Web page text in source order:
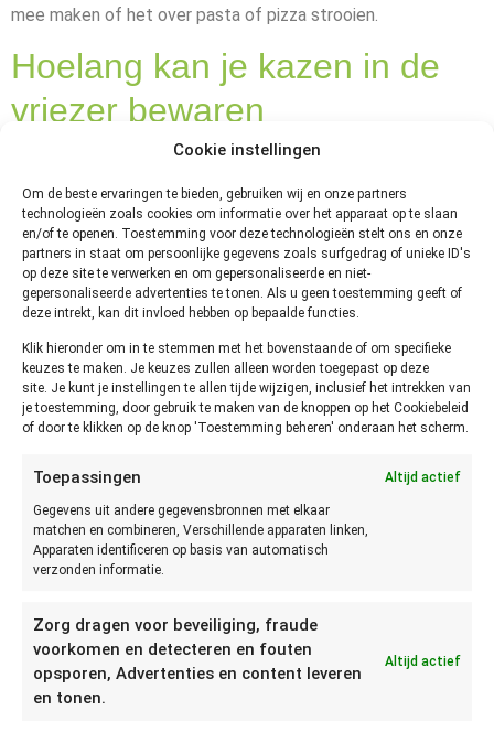
Cookie instellingen
Om de beste ervaringen te bieden, gebruiken wij en onze partners
technologieën zoals cookies om informatie over het apparaat op te slaan
en/of te openen. Toestemming voor deze technologieën stelt ons en onze
partners in staat om persoonlijke gegevens zoals surfgedrag of unieke ID's
op deze site te verwerken en om gepersonaliseerde en niet-
gepersonaliseerde advertenties te tonen. Als u geen toestemming geeft of
deze intrekt, kan dit invloed hebben op bepaalde functies.
Klik hieronder om in te stemmen met het bovenstaande of om specifieke
keuzes te maken. Je keuzes zullen alleen worden toegepast op deze
site. Je kunt je instellingen te allen tijde wijzigen, inclusief het intrekken van
je toestemming, door gebruik te maken van de knoppen op het Cookiebeleid
of door te klikken op de knop 'Toestemming beheren' onderaan het scherm.
Toepassingen Altijd actief
Gegevens uit andere gegevensbronnen met elkaar
matchen en combineren, Verschillende apparaten linken,
Apparaten identificeren op basis van automatisch
verzonden informatie.
Zorg dragen voor beveiliging, fraude
voorkomen en detecteren en fouten
opsporen, Advertenties en content leveren
en tonen.
Altijd actief
mee maken of het over pasta of pizza strooien.
Hoelang kan je kazen in de
vriezer bewaren
Hieronder vind je een overzicht van kaassoorten die je kunt
invriezen, gecategoriseerd op hardheid. Hoe harder de kazen,